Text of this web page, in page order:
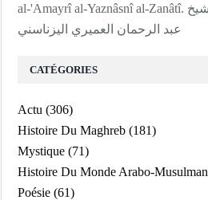
al-'Amayrî al-Yaznâsnî al-Zanâtî. الى روح الشيخ
عبد الرحمان العميري اليزناسني
CATÉGORIES
Actu (306)
Histoire Du Maghreb (181)
Mystique (71)
Histoire Du Monde Arabo-Musulman
Poésie (61)